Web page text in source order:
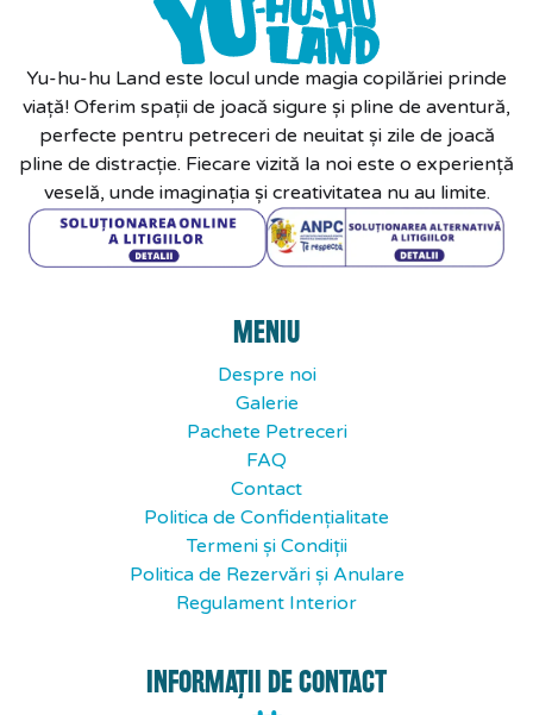
Yu-hu-hu Land este locul unde magia copilăriei prinde
viață! Oferim spații de joacă sigure și pline de aventură,
perfecte pentru petreceri de neuitat și zile de joacă
pline de distracție. Fiecare vizită la noi este o experiență
veselă, unde imaginația și creativitatea nu au limite.
MENIU
Despre noi
Galerie
Pachete Petreceri
FAQ
Contact
Politica de Confidențialitate
Termeni și Condiții
Politica de Rezervări și Anulare
Regulament Interior
INFORMAȚII DE CONTACT